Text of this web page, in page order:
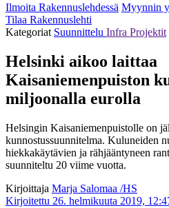
Ilmoita Rakennuslehdessä Myynnin
Tilaa Rakennuslehti
Kategoriat Suunnittelu Infra Projektit
Helsinki aikoo laittaa
Kaisaniemenpuiston
miljoonalla eurolla
Helsingin Kaisaniemenpuistolle on
kunnostussuunnitelma. Kuluneiden
hiekkakäytävien ja rähjääntyneen
suunniteltu 20 viime vuotta.
Kirjoittaja Marja Salomaa /HS
Kirjoitettu 26. helmikuuta 2019,